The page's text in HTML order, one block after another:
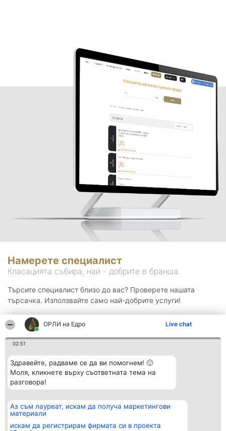
ОРЛИ на Едро Live chat
02:51
Здравейте, радваме се да ви помогнем! 🙂
Моля, кликнете върху съответната тема на
разговора!
Аз съм лауреат, искам да получа маркетингови
материали
искам да регистрирам фирмата си в проекта
Намерете специалист
Класацията събира, най - добрите в бранша.
Търсите специалист близо до вас? Проверете нашата
търсачка. Използвайте само най-добрите услуги!
Организатор на
класиране
BulevardulAleea Timișul De
Класация
всички
Контакти